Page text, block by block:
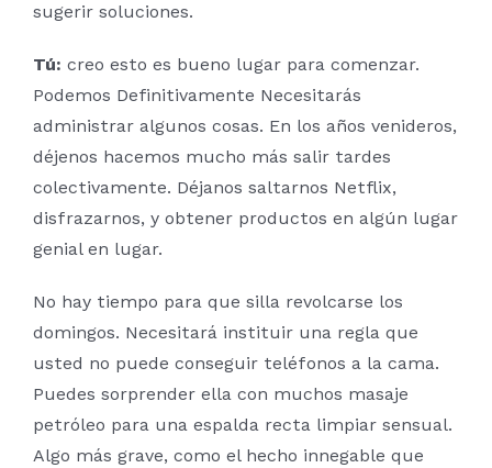
sugerir soluciones.
Tú: creo esto es bueno lugar para comenzar.
Podemos Definitivamente Necesitarás
administrar algunos cosas. En los años venideros,
déjenos hacemos mucho más salir tardes
colectivamente. Déjanos saltarnos Netflix,
disfrazarnos, y obtener productos en algún lugar
genial en lugar.
No hay tiempo para que silla revolcarse los
domingos. Necesitará instituir una regla que
usted no puede conseguir teléfonos a la cama.
Puedes sorprender ella con muchos masaje
petróleo para una espalda recta limpiar sensual.
Algo más grave, como el hecho innegable que